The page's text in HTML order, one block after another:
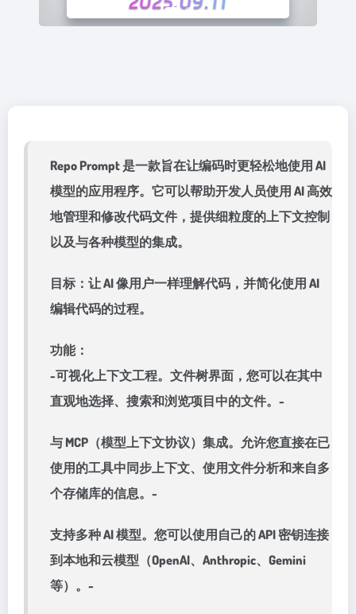
Repo Prompt 是一款旨在让编码时更轻松地使用 AI
模型的应用程序。它可以帮助开发人员使用 AI 高效
地管理和修改代码文件，提供细粒度的上下文控制
以及与各种模型的集成。
目标：让 AI 像用户一样理解代码，并简化使用 AI
编辑代码的过程。
功能：
-可视化上下文工程。文件树界面，您可以在其中
直观地选择、搜索和浏览项目中的文件。-
与 MCP（模型上下文协议）集成。允许您直接在已
使用的工具中同步上下文、使用文件分析和来自多
个存储库的信息。-
支持多种 AI 模型。您可以使用自己的 API 密钥连接
到本地和云模型（OpenAI、Anthropic、Gemini
等）。-